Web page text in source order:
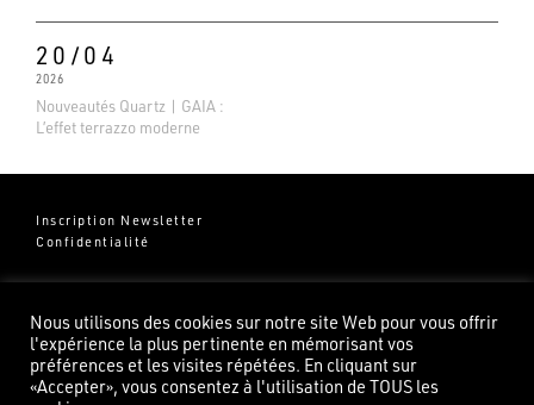
20/04
2026
Nouveautés Quartz | GAIA :
L’effet terrazzo moderne
Inscription Newsletter
Confidentialité
Groupe Pierredeplan
82100 Castelsarrasin
Nous utilisons des cookies sur notre site Web pour vous offrir
l'expérience la plus pertinente en mémorisant vos
préférences et les visites répétées. En cliquant sur
«Accepter», vous consentez à l'utilisation de TOUS les